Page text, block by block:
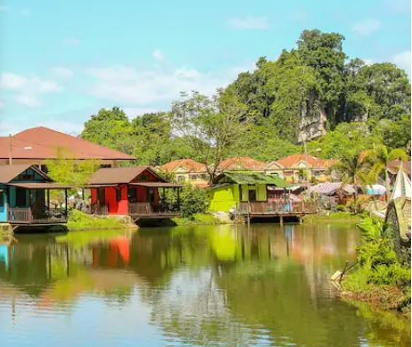
et vers le bas pour les parcourir ou en appuyant et en faisant glisser.